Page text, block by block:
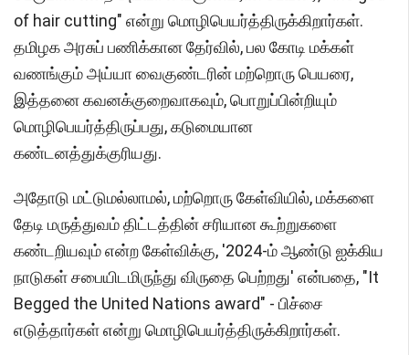
of hair cutting" என்று மொழிபெயர்த்திருக்கிறார்கள்.
தமிழக அரசுப் பணிக்கான தேர்வில், பல கோடி மக்கள்
வணங்கும் அய்யா வைகுண்டரின் மற்றொரு பெயரை,
இத்தனை கவனக்குறைவாகவும், பொறுப்பின்றியும்
மொழிபெயர்த்திருப்பது, கடுமையான
கண்டனத்துக்குரியது.
அதோடு மட்டுமல்லாமல், மற்றொரு கேள்வியில், மக்களை
தேடி மருத்துவம் திட்டத்தின் சரியான கூற்றுகளை
கண்டறியவும் என்ற கேள்விக்கு, '2024-ம் ஆண்டு ஐக்கிய
நாடுகள் சபையிடமிருந்து விருதை பெற்றது' என்பதை, "It
Begged the United Nations award" - பிச்சை
எடுத்தார்கள் என்று மொழிபெயர்த்திருக்கிறார்கள்.